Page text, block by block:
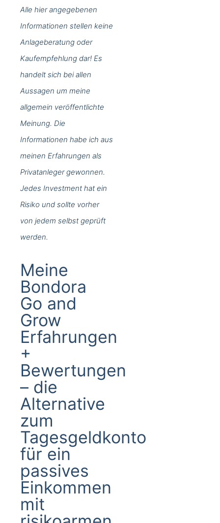
Alle hier angegebenen
Informationen stellen keine
Anlageberatung oder
Kaufempfehlung dar! Es
handelt sich bei allen
Aussagen um meine
allgemein veröffentlichte
Meinung. Die
Informationen habe ich aus
meinen Erfahrungen als
Privatanleger gewonnen.
Jedes Investment hat ein
Risiko und sollte vorher
von jedem selbst geprüft
werden.
Meine
Bondora
Go and
Grow
Erfahrungen
+
Bewertungen
– die
Alternative
zum
Tagesgeldkonto
für ein
passives
Einkommen
mit